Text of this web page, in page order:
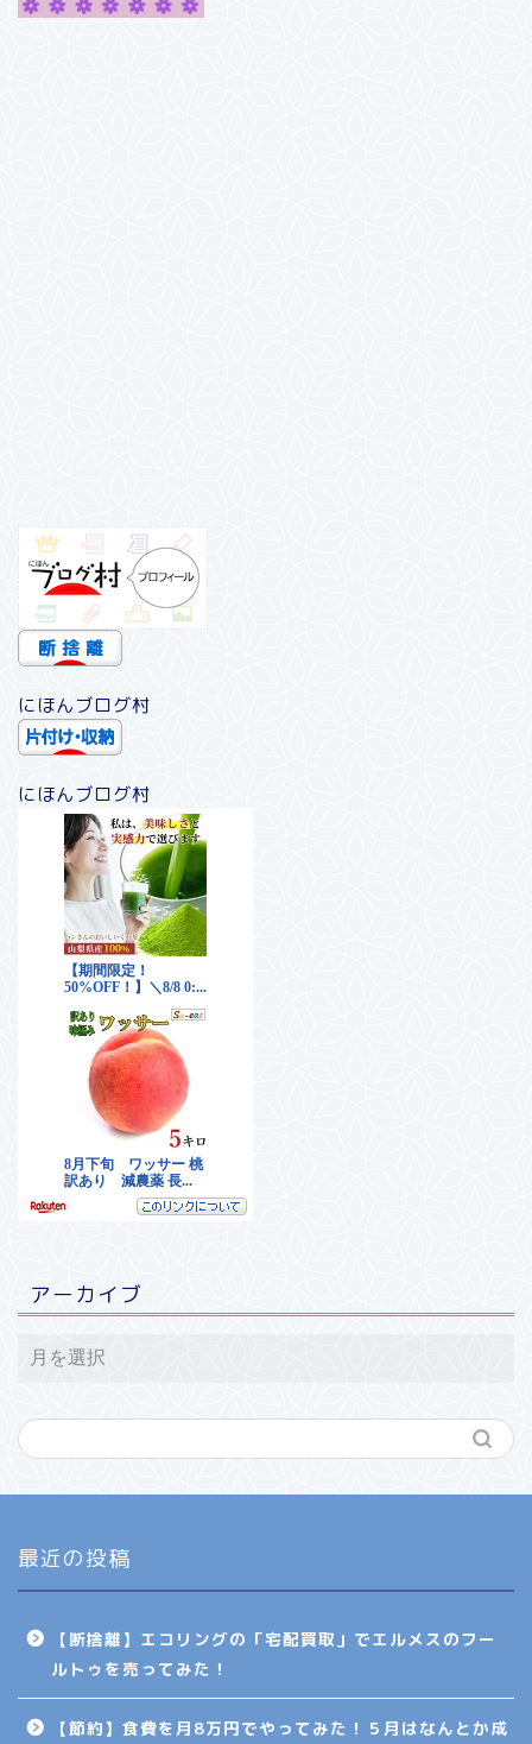
にほんブログ村
にほんブログ村
アーカイブ
最近の投稿
【断捨離】エコリングの「宅配買取」でエルメスのフー
ルトゥを売ってみた！
【節約】食費を月8万円でやってみた！５月はなんとか成